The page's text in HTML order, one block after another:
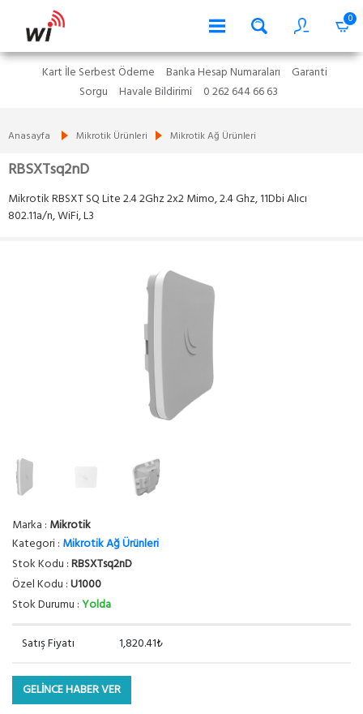
0
Kart İle Serbest Ödeme Banka Hesap Numaraları
Garanti
Sorgu
Havale Bildirimi 0 262 644 66 63
Anasayfa Mikrotik Ürünleri Mikrotik Ağ Ürünleri
RBSXTsq2nD
Mikrotik RBSXT SQ Lite 2.4 2Ghz 2x2 Mimo, 2.4 Ghz, 11Dbi Alıcı
802.11a/n, WiFi, L3
Marka : Mikrotik
Kategori : Mikrotik Ağ Ürünleri
Stok Kodu :RBSXTsq2nD
Özel Kodu :U1000
Stok Durumu :Yolda
Satış Fiyatı 1,820.41₺
GELİNCE HABER VER